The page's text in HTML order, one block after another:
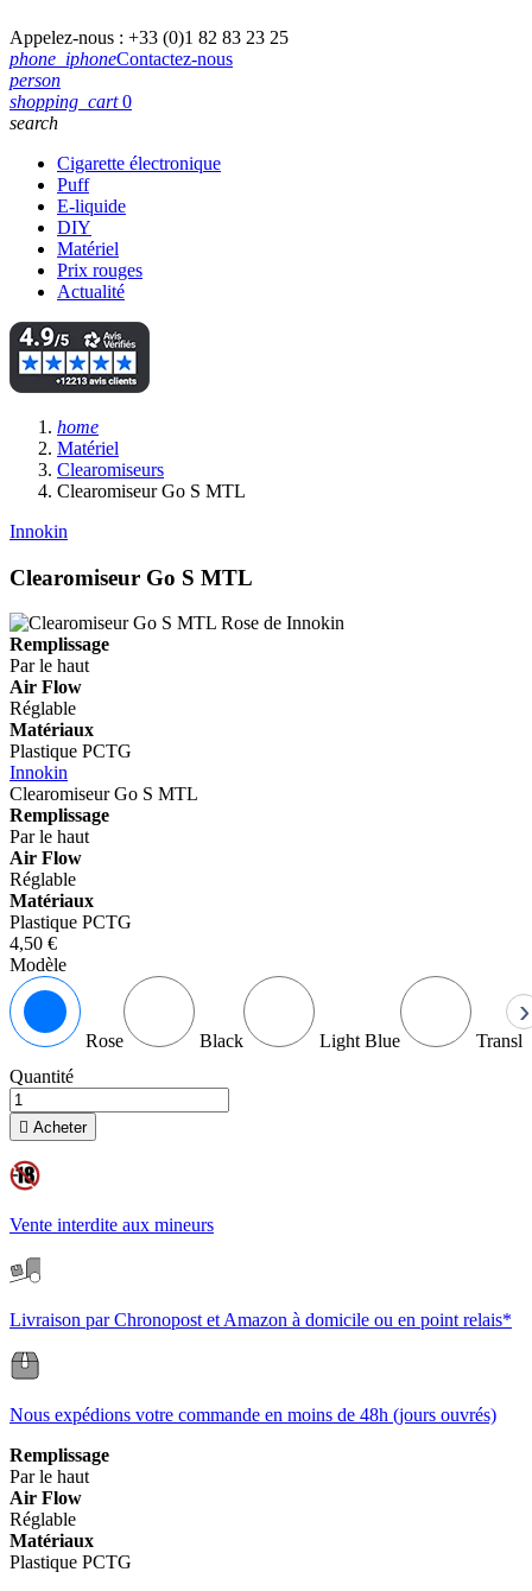
Appelez-nous : +33 (0)1 82 83 23 25
phone_iphoneContactez-nous
person
shopping_cart 0
search
Cigarette électronique
Puff
E-liquide
DIY
Matériel
Prix rouges
Actualité
home
Matériel
Clearomiseurs
Clearomiseur Go S MTL
Innokin
Clearomiseur Go S MTL
Remplissage
Par le haut
Air Flow
Réglable
Matériaux
Plastique PCTG
Innokin
Clearomiseur Go S MTL
Remplissage
Par le haut
Air Flow
Réglable
Matériaux
Plastique PCTG
4,50 €
Modèle
Rose Black Light Blue
›
Quantité
 Acheter
Vente interdite aux mineurs
Livraison par Chronopost et Amazon à domicile ou en point relais*
Nous expédions votre commande en moins de 48h (jours ouvrés)
Remplissage
Par le haut
Air Flow
Réglable
Matériaux
Plastique PCTG